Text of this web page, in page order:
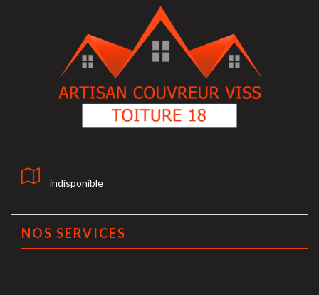
indisponible
NOS SERVICES